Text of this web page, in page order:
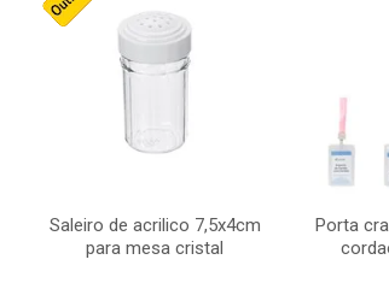
Saleiro de acrilico 7,5x4cm
para mesa cristal
Porta